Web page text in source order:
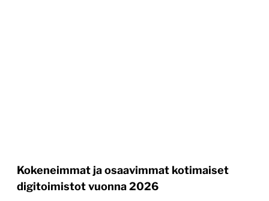
Kokeneimmat ja osaavimmat kotimaiset
digitoimistot vuonna 2026